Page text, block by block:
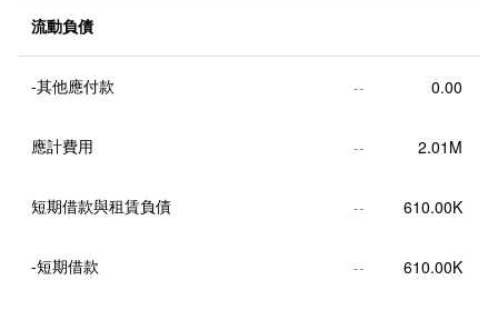
流動負債
-其他應付款 -- 0.00
應計費用 -- 2.01M
短期借款與租賃負債 -- 610.00K
-短期借款 -- 610.00K